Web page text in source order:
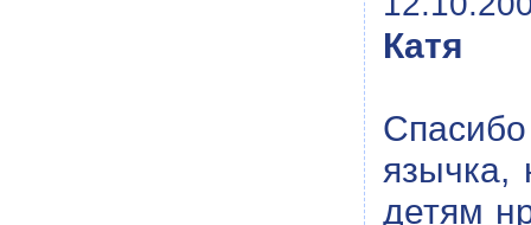
Катя
язычка,
детям